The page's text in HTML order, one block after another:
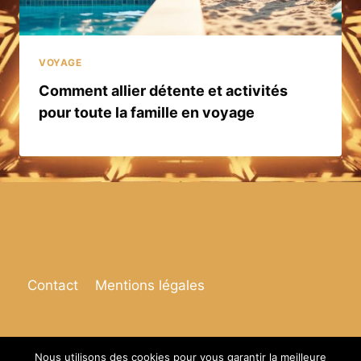
VOYAGE
Comment allier détente et activités
pour toute la famille en voyage
Contact Mentions légales
Nous utilisons des cookies pour vous garantir la meilleure